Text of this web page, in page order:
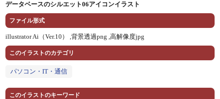
データベースのシルエット06アイコンイラスト
ファイル形式
illustrator Ai（Ver.10） ,背景透過png ,高解像度jpg
このイラストのカテゴリ
パソコン・IT・通信
このイラストのキーワード